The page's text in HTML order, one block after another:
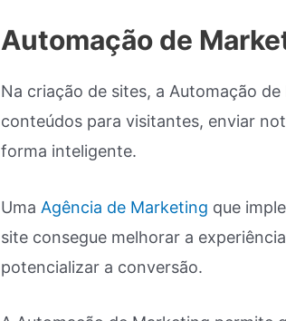
Automação de
Na criação de sites, a Automação
conteúdos para visitantes, enviar
forma inteligente.
Uma Agência de Marketing que
site consegue melhorar a
potencializar a conversão.